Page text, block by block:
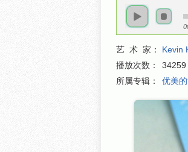
艺 术 家： Kevin
播放次数：
34259
所属专辑：
优美